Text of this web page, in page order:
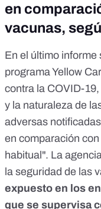
en
vacunas,
En el último informe
programa Yellow
contra la COVID-
y la naturaleza de
adversas
en comparación
habitual". La
la seguridad de las
expuesto en los
que se supervisa